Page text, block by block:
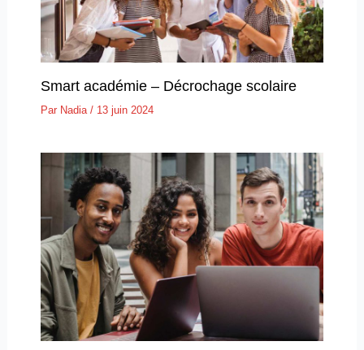
Smart académie – Décrochage scolaire
Par Nadia / 13 juin 2024